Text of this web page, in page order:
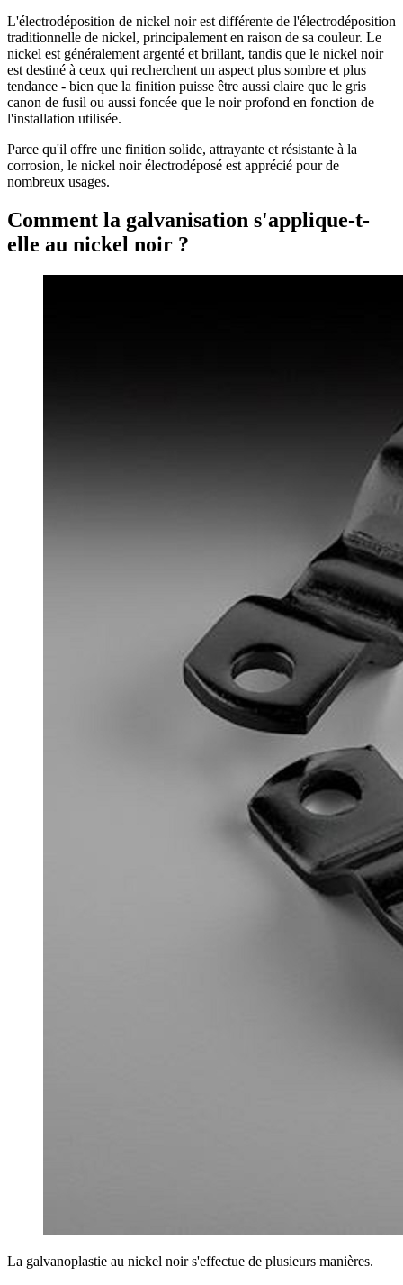
L'électrodéposition de nickel noir est différente de l'électrodéposition
traditionnelle de nickel, principalement en raison de sa couleur. Le
nickel est généralement argenté et brillant, tandis que le nickel noir
est destiné à ceux qui recherchent un aspect plus sombre et plus
tendance - bien que la finition puisse être aussi claire que le gris
canon de fusil ou aussi foncée que le noir profond en fonction de
l'installation utilisée.
Parce qu'il offre une finition solide, attrayante et résistante à la
corrosion, le nickel noir électrodéposé est apprécié pour de
nombreux usages.
Comment la galvanisation s'applique-t-
elle au nickel noir ?
La galvanoplastie au nickel noir s'effectue de plusieurs manières.